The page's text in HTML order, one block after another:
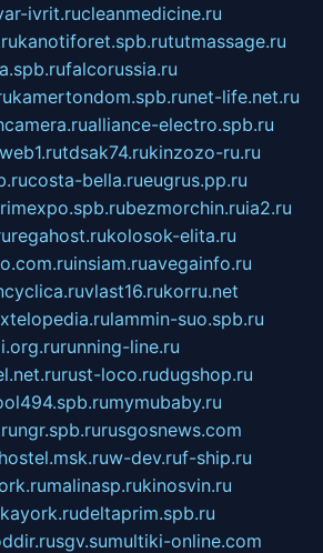
ivrit.rucleanmedicine.ru
kanotiforet.spb.rututmassage.ru
falcorussia.ru
kamertondom.spb.runet-life.net.ru
alliance-electro.spb.ru
tdsak74.rukinzozo-ru.ru
costa-bella.rueugrus.pp.ru
bezmorchin.ruia2.ru
regahost.rukolosok-elita.ru
insiam.ruavegainfo.ru
vlast16.rukorru.net
lammin-suo.spb.ru
running-line.ru
rust-loco.rudugshop.ru
mymubaby.ru
ngr.spb.rurusgosnews.com
w-dev.ruf-ship.ru
malinasp.rukinosvin.ru
deltaprim.spb.ru
sgv.sumultiki-online.com